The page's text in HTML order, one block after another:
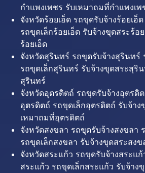
กำแพงเพชร รับเหมาถมที่กำแพงเพ
จังหวัดร้อยเอ็ด รถขุดรับจ้างร้อยเอ็
รถขุดเล็กร้อยเอ็ด รับจ้างขุดสระร้อ
ร้อยเอ็ด
จังหวัดสุรินทร์ รถขุดรับจ้างสุรินทร์
รถขุดเล็กสุรินทร์ รับจ้างขุดสระสุริ
สุรินทร์
จังหวัดอุตรดิตถ์ รถขุดรับจ้างอุตรดิ
อุตรดิตถ์ รถขุดเล็กอุตรดิตถ์ รับจ้า
เหมาถมที่อุตรดิตถ์
จังหวัดสงขลา รถขุดรับจ้างสงขลา
รถขุดเล็กสงขลา รับจ้างขุดสระสง
จังหวัดสระแก้ว รถขุดรับจ้างสระแ
สระแก้ว รถขุดเล็กสระแก้ว รับจ้าง